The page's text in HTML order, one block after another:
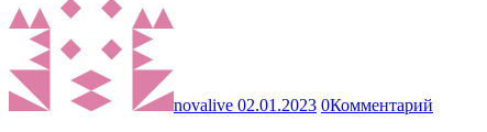
novalive 02.01.2023 0Комментарий